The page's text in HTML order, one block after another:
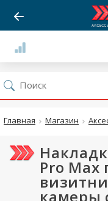
Главная Магазин
Pro Max
камеры